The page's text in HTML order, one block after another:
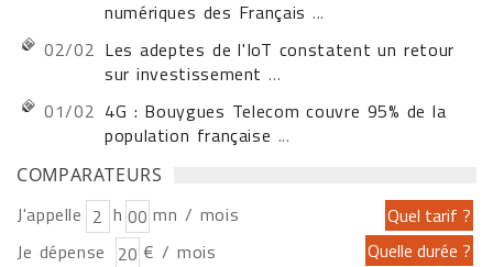
numériques des Français ...
02/02 Les adeptes de l'IoT constatent un retour
sur investissement ...
01/02 4G : Bouygues Telecom couvre 95% de la
population française ...
COMPARATEURS
J'appelle h
mn / mois
Je dépense
€ / mois